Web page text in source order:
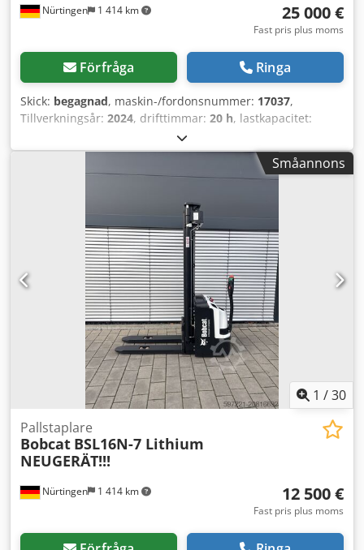
Nürtingen 1 414 km 25 000 €
Fast pris plus moms
Förfråga Ringa
Skick: begagnad, maskin-/fordonsnummer: 17037,
Tillverkningsår: 2024, drifttimmar: 20 h, lastkapacitet:
, fri lyfthöjd:
lastcentrum:500 mm, bränsletyp:elektrisk, masttyp:
, byggnadshöjd: , batterispänning:48 V,
, totalvikt:
Credpfx Ajy Hau Isifsf Serienummer: FBA47-4880-01823
Batterispecifikationer: 48 V, 600 Ah, litiumbatteri.
Småannons
1 /30
Nürtingen 1 414 km
Pallstaplare
Bobcat BSL16N-7 Lithium
NEUGERÄT!!!
12 500 €
Fast pris plus moms